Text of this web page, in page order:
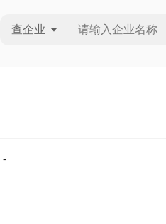
查企业
-